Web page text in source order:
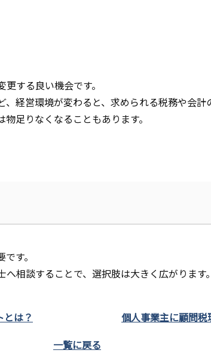
する良い機会です。
経営環境が変わると、求められる税務や会計
足りなくなることもあります。
す。
相談することで、選択肢は大きく広がります。
は？
個人事業主に顧問
一覧に戻る